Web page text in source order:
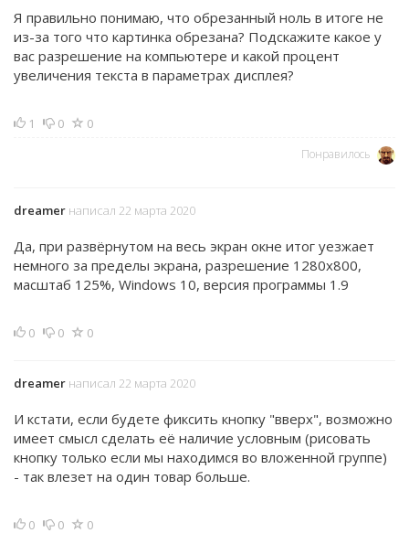
Я правильно понимаю, что обрезанный ноль в итоге не
из-за того что картинка обрезана? Подскажите какое у
вас разрешение на компьютере и какой процент
увеличения текста в параметрах дисплея?
1 0 0
Понравилось
dreamer написал 22 марта 2020
Да, при развёрнутом на весь экран окне итог уезжает
немного за пределы экрана, разрешение 1280x800,
масштаб 125%, Windows 10, версия программы 1.9
0 0 0
dreamer написал 22 марта 2020
И кстати, если будете фиксить кнопку "вверх", возможно
имеет смысл сделать её наличие условным (рисовать
кнопку только если мы находимся во вложенной группе)
- так влезет на один товар больше.
0 0 0